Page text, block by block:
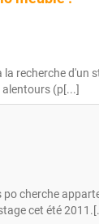
la recherche d'un
alentours (p[...]
po cherche
cet été